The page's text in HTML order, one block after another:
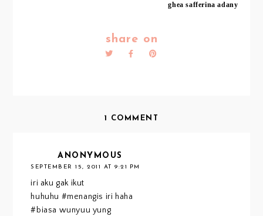
ghea safferina adany
share on
1 COMMENT
ANONYMOUS
SEPTEMBER 15, 2011 AT 9:21 PM
iri aku gak ikut
huhuhu #menangis iri haha
#biasa wunyuu yung